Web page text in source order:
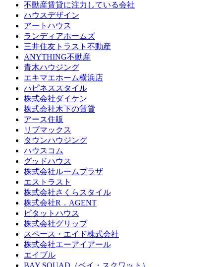
不動産賃貸に注力している会社
ハウスデザイン
アートハウス
ランディアホームズ
三井住友トラスト不動産
ANYTHING不動産
青木ハウジング
エキマエホーム横浜店
ハピネススタイル
株式会社ダイケン
株式会社木下の賃貸
アース住販
リブマックス
タウンハウジング
ハウスコム
グッドハウス
株式会社ルームプラザ
エストラスト
株式会社さくらスタイル
株式会社R．AGENT
ピタットハウス
株式会社グリップ
スペース・エイド株式会社
株式会社エーアイアール
エイブル